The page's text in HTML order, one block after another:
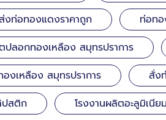
งท่อทองแดงราคาถูก ท่อทอ
ปลอกทองเหลือง สมุทรปราการ
งเหลือง สมุทรปราการ สั่ง
สติก โรงงานผลิตอะลูมิเนียม